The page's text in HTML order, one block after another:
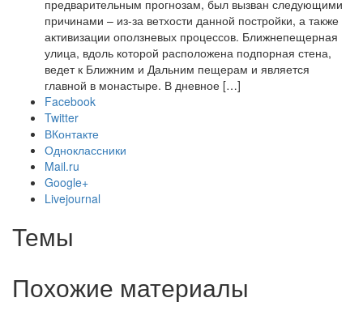
предварительным прогнозам, был вызван следующими
причинами – из-за ветхости данной постройки, а также
активизации оползневых процессов. Ближнепещерная
улица, вдоль которой расположена подпорная стена,
ведет к Ближним и Дальним пещерам и является
главной в монастыре. В дневное […]
Facebook
Twitter
ВКонтакте
Одноклассники
Mail.ru
Google+
Livejournal
Темы
Похожие материалы